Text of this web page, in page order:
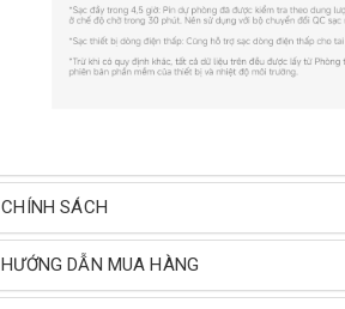
CHÍNH SÁCH
HƯỚNG DẪN MUA HÀNG